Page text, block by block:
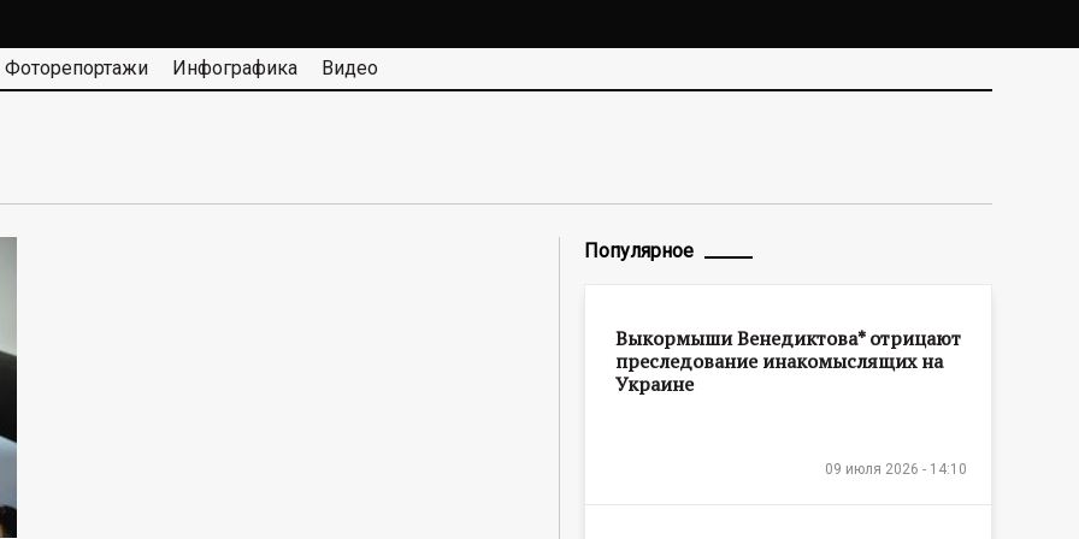
Фоторепортажи Инфографика Видео
Популярное
Выкормыши Венедиктова* отрицают
преследование инакомыслящих на
Украине
09 июля 2026 - 14:10